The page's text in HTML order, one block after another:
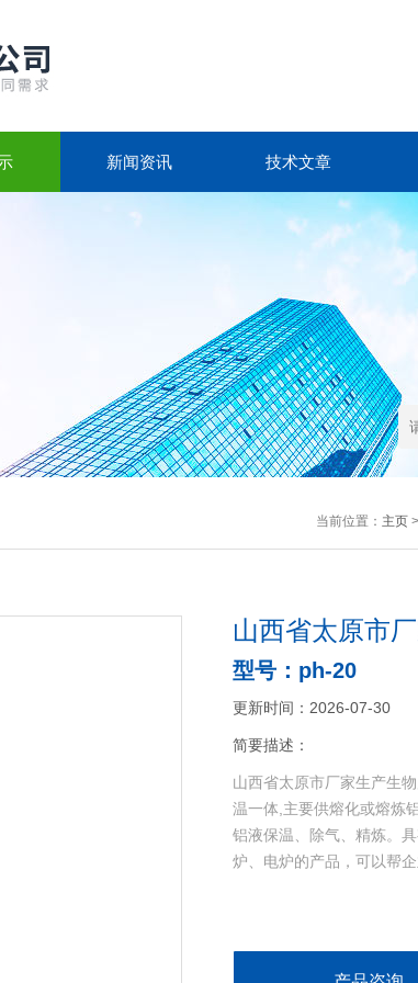
新闻资讯 技术文章
当前位置： 主页>
山西省太原市
型号：ph-20
更新时间：2026-07-30
简要描述：
山西省太原市厂家生产生
温一体,主要供熔化或熔炼
铝液保温、除气、精炼。
炉、电炉的产品，可以帮